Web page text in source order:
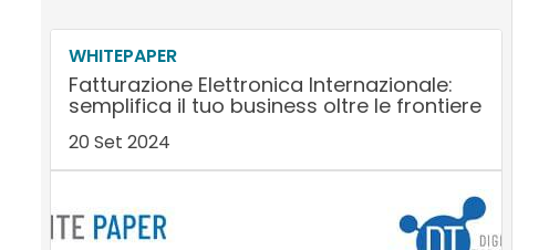
WHITEPAPER
Fatturazione Elettronica Internazionale:
semplifica il tuo business oltre le frontiere
20 Set 2024